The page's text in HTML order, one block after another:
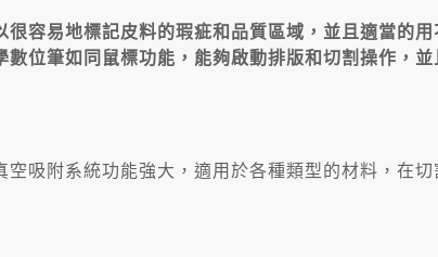
很容易地標記皮料的瑕疵和品質區域，並且適當的
數位筆如同鼠標功能，能夠啟動排版和切割操作，
空吸附系統功能強大，適用於各種類型的材料，在